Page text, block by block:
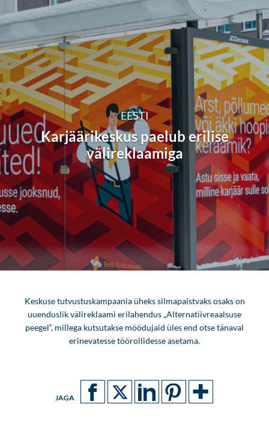
EESTI
Karjäärikeskus paelub erilise
välireklaamiga
Keskuse tutvustuskampaania üheks silmapaistvaks osaks on
uuenduslik välireklaami erilahendus „Alternatiivreaalsuse
peegel“, millega kutsutakse möödujaid üles end otse tänaval
erinevatesse töörollidesse asetama.
JAGA